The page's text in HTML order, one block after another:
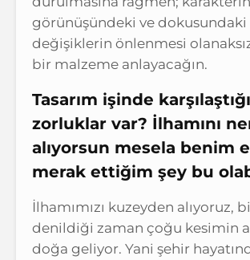
görünüşündeki ve dokusundaki
değişiklerin önlenmesi
bir malzeme anlayacağın.
Tasarım işinde
zorluklar var? İlhamını
alıyorsun mesela benim
merak ettiğim şey bu
İlhamımızı kuzeyden alıyoruz,
denildiği zaman çoğu kesimin
doğa geliyor. Yani şehir